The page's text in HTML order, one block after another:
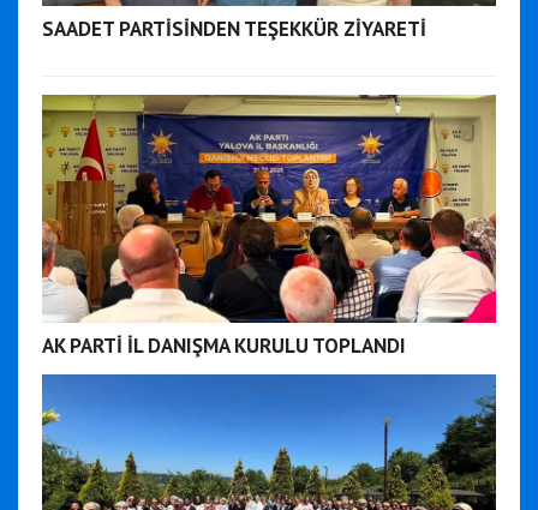
SAADET PARTİSİNDEN TEŞEKKÜR ZİYARETİ
AK PARTİ İL DANIŞMA KURULU TOPLANDI